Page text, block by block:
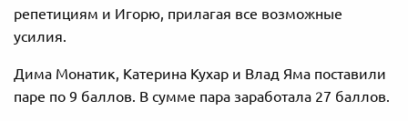
репетициям и Игорю, прилагая все возможные
усилия.
Дима Монатик, Катерина Кухар и Влад Яма поставили
паре по 9 баллов. В сумме пара заработала 27 баллов.